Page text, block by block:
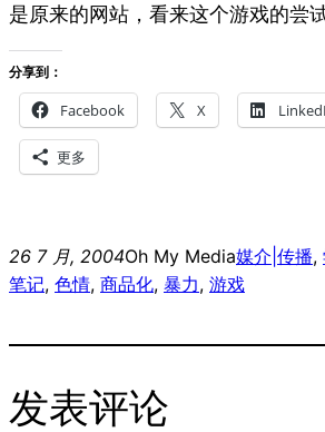
是原来的网站，看来这个游戏的尝
分享到：
Facebook X
更多
26 7 月, 2004Oh My Media媒介|传播,
笔记, 色情, 商品化, 暴力, 游戏
发表评论